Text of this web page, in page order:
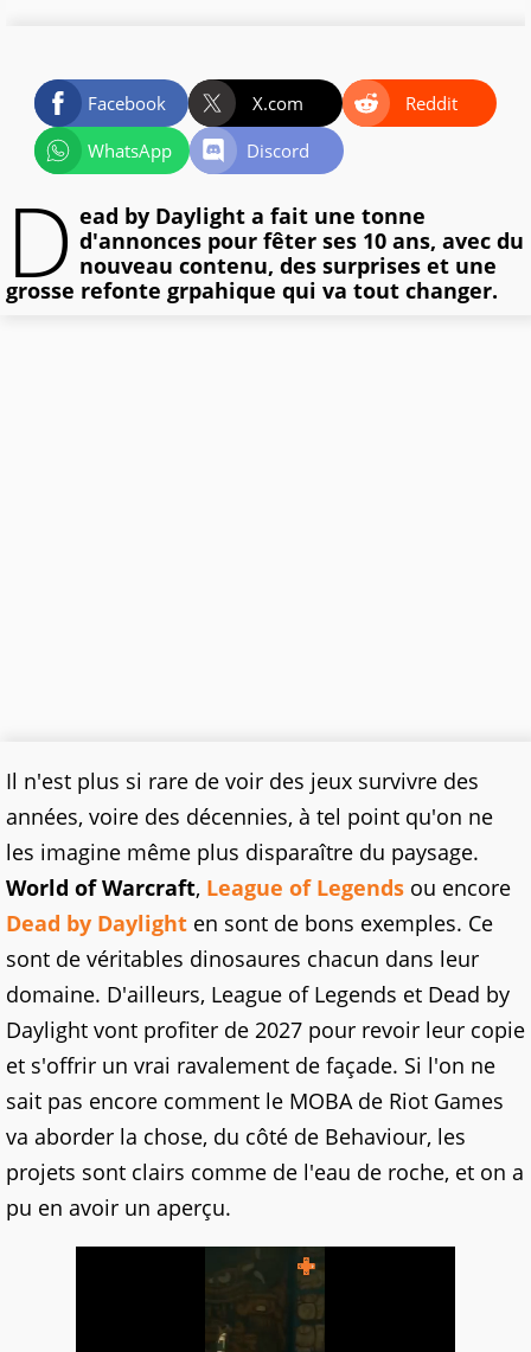
Facebook X.com
Reddit
WhatsApp
Discord
D ead by Daylight a fait une tonne
d'annonces pour fêter ses 10 ans, avec du
nouveau contenu, des surprises et une
grosse refonte grpahique qui va tout changer.
Il n'est plus si rare de voir des jeux survivre des
années, voire des décennies, à tel point qu'on ne
les imagine même plus disparaître du paysage.
World of Warcraft, League of Legends ou encore
Dead by Daylight en sont de bons exemples. Ce
sont de véritables dinosaures chacun dans leur
domaine. D'ailleurs, League of Legends et Dead by
Daylight vont profiter de 2027 pour revoir leur copie
et s'offrir un vrai ravalement de façade. Si l'on ne
sait pas encore comment le MOBA de Riot Games
va aborder la chose, du côté de Behaviour, les
projets sont clairs comme de l'eau de roche, et on a
pu en avoir un aperçu.